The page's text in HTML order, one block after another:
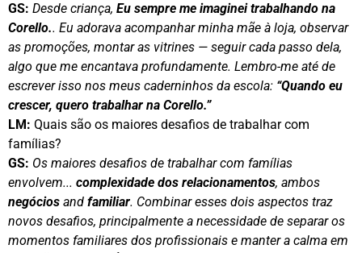
GS: Desde criança, Eu sempre me imaginei trabalhando na
Corello.. Eu adorava acompanhar minha mãe à loja, observar
as promoções, montar as vitrines — seguir cada passo dela,
algo que me encantava profundamente. Lembro-me até de
escrever isso nos meus caderninhos da escola: “Quando eu
crescer, quero trabalhar na Corello.”
LM: Quais são os maiores desafios de trabalhar com
famílias?
GS: Os maiores desafios de trabalhar com famílias
envolvem... complexidade dos relacionamentos, ambos
negócios and familiar. Combinar esses dois aspectos traz
novos desafios, principalmente a necessidade de separar os
momentos familiares dos profissionais e manter a calma em